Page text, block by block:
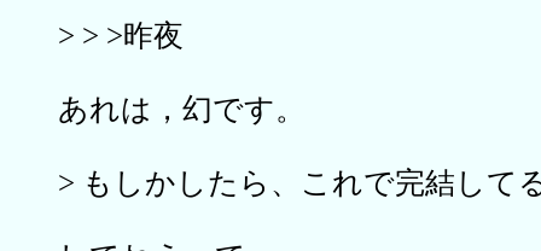
> > >昨夜
あれは，幻です。
> もしかしたら、これで完結して